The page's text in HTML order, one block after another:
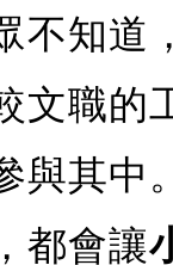
不知道，
文職的
與其中
都會讓